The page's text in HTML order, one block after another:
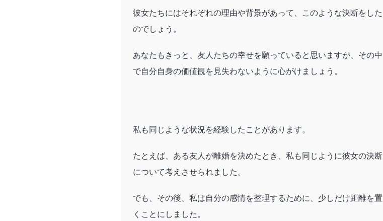
彼女たちにはそれぞれの理由や背景があって、このような決断をした
のでしょう。
あなたもきっと、友人たちの幸せを願っていると思いますが、その中
で自分自身の価値観を見失わないように心がけましょう。
私も同じような状況を経験したことがあります。
たとえば、ある友人が離婚を決めたとき、私も同じように彼女の決断
について考えさせられました。
でも、その後、私は自分の感情を整理するために、少しだけ距離を置
くことにしました。